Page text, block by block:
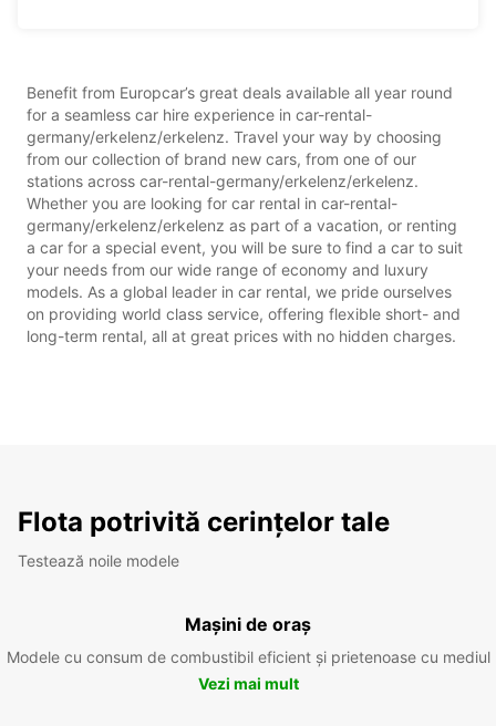
Benefit from Europcar’s great deals available all year round
for a seamless car hire experience in car-rental-
germany/erkelenz/erkelenz. Travel your way by choosing
from our collection of brand new cars, from one of our
stations across car-rental-germany/erkelenz/erkelenz.
Whether you are looking for car rental in car-rental-
germany/erkelenz/erkelenz as part of a vacation, or renting
a car for a special event, you will be sure to find a car to suit
your needs from our wide range of economy and luxury
models. As a global leader in car rental, we pride ourselves
on providing world class service, offering flexible short- and
long-term rental, all at great prices with no hidden charges.
Flota potrivită cerințelor tale
Testează noile modele
Mașini de oraș
Modele cu consum de combustibil eficient și prietenoase cu mediul
Vezi mai mult